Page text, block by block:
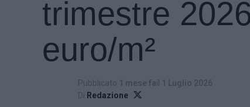
trimestre
euro/m²
Pubblicato 1 mese fail
1 Luglio 2026
Di Redazione